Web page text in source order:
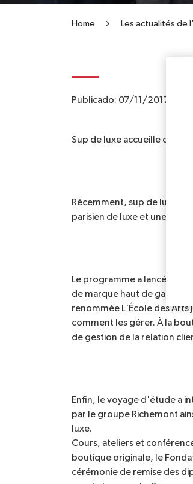
Home Les actualités de
Publicado: 07/11/2017
Sup de luxe accueille des
Récemment, sup de luxe a
parisien de luxe et une
Le programme a lancé les
de marque haut de gamme
renommée L'École des Arts
comment les gérer. À la
de gestion de la relation
Enfin, le voyage d'étude a
par le groupe Richemont
luxe.
Cours, ateliers et
boutique originale, le
cérémonie de remise des